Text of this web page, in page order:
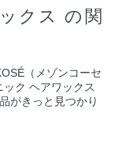
クス の関
（メゾンコーセ
ク ヘアワックス
がきっと見つかり